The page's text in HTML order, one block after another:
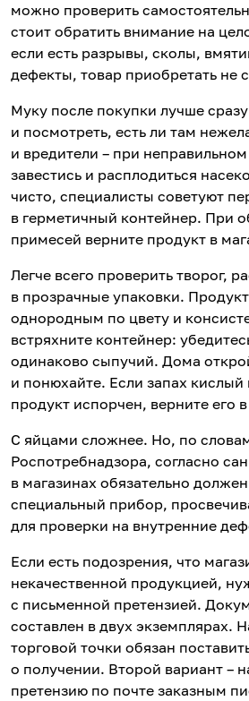
можно проверить
стоит обратить внимание на
если есть разрывы, сколы,
дефекты, товар приобретать не
Муку после покупки лучше
и посмотреть, есть ли там
и вредители – при
завестись и расплодиться
чисто, специалисты советуют
в герметичный контейнер. При
примесей верните продукт в
Легче всего проверить творог,
в прозрачные упаковки.
однородным по цвету и
встряхните контейнер:
одинаково сыпучий. Дома
и понюхайте. Если запах
продукт испорчен, верните его
С яйцами сложнее. Но, по
Роспотребнадзора, согласно
в магазинах обязательно
специальный прибор,
для проверки на внутренние
Если есть подозрения, что
некачественной продукцией,
с письменной претензией.
составлен в двух экземплярах.
торговой точки обязан
о получении. Второй вариант –
претензию по почте заказным